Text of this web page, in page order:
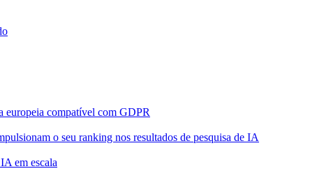
europeia compatível com GDPR
o seu ranking nos resultados de pesquisa de IA
em escala